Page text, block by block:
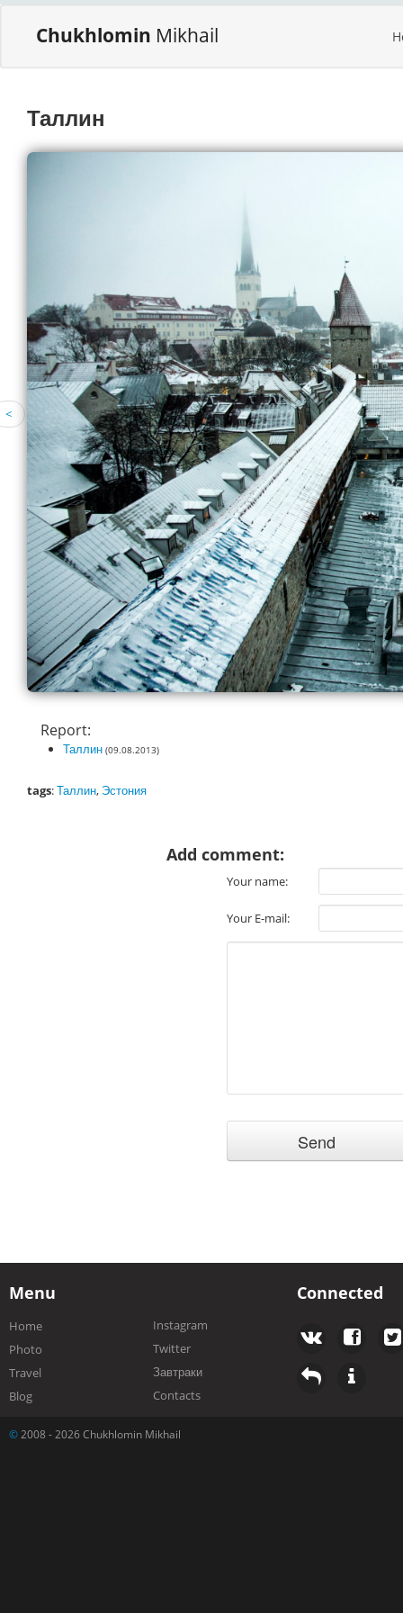
Chukhlomin Mikhail
Таллин
<
Report:
Таллин (09.08.2013)
tags:Таллин, Эстония
Add comment:
Your name:
Your E-mail:
Menu
Home
Photo
Travel
Blog
Instagram
Twitter
Завтраки
Contacts
Connected
© 2008 - 2026 Chukhlomin Mikhail